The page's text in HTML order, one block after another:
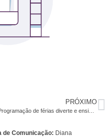
PRÓXIMO
Programação de férias diverte e ensina a garotada
de Comunicação: Diana